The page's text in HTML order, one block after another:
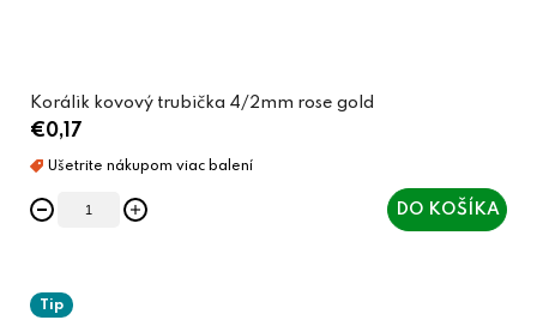
Korálik kovový trubička 4/2mm rose gold
€0,17
DO KOŠÍKA
Tip